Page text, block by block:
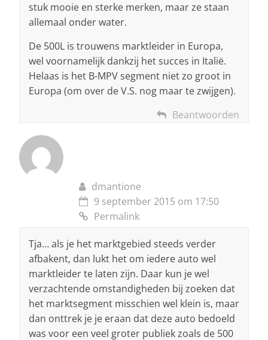
stuk mooie en sterke merken, maar ze staan
allemaal onder water.
De 500L is trouwens marktleider in Europa,
wel voornamelijk dankzij het succes in Italië.
Helaas is het B-MPV segment niet zo groot in
Europa (om over de V.S. nog maar te zwijgen).
Beantwoorden
dmantione
9 september 2015 om 17:50
Permalink
Tja… als je het marktgebied steeds verder
afbakent, dan lukt het om iedere auto wel
marktleider te laten zijn. Daar kun je wel
verzachtende omstandigheden bij zoeken dat
het marktsegment misschien wel klein is, maar
dan onttrek je je eraan dat deze auto bedoeld
was voor een veel groter publiek zoals de 500